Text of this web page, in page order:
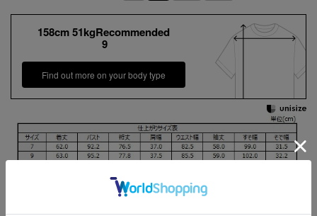
158cm 51kgRecommended
9
Find out more on your body type